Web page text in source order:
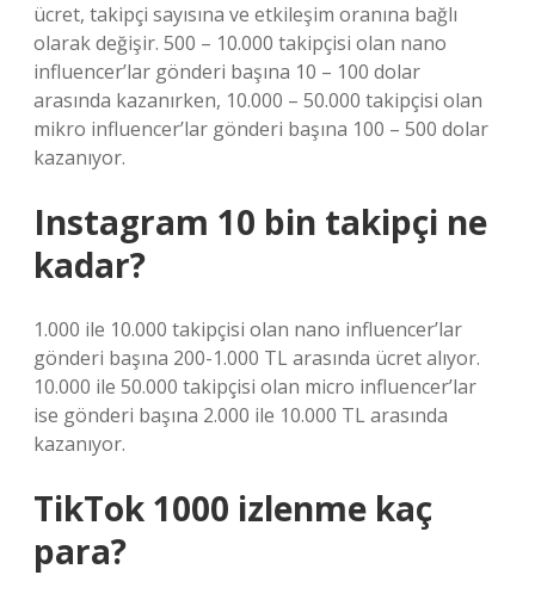
ücret, takipçi sayısına ve etkileşim oranına bağlı
olarak değişir. 500 – 10.000 takipçisi olan nano
influencer’lar gönderi başına 10 – 100 dolar
arasında kazanırken, 10.000 – 50.000 takipçisi olan
mikro influencer’lar gönderi başına 100 – 500 dolar
kazanıyor.
Instagram 10 bin takipçi ne
kadar?
1.000 ile 10.000 takipçisi olan nano influencer’lar
gönderi başına 200-1.000 TL arasında ücret alıyor.
10.000 ile 50.000 takipçisi olan micro influencer’lar
ise gönderi başına 2.000 ile 10.000 TL arasında
kazanıyor.
TikTok 1000 izlenme kaç
para?